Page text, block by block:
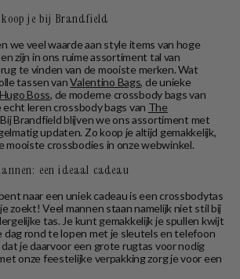
koop je bij Brandfield
we veel waarde aan style items van hoge
zijn in ons ruime assortiment tal van
te vinden van de mooiste merken. Wat
tassen vanValentino Bags, de unieke
Hugo Boss, de moderne crossbody bags van
echt leren crossbody bags van The
Bij Brandfield blijven we ons assortiment met
updaten. Zo koop je altijd gemakkelijk,
mooiste crossbodies in onze webwinkel.
een ideaal cadeau
naar een uniek cadeau is een crossbodytas
zoekt! Veel mannen staan namelijk niet stil bij
tas. Je kunt gemakkelijk je spullen kwijt
dag rond te lopen met je sleutels en telefoon
je daarvoor een grote rugtas voor nodig
onze feestelijke verpakking zorg je voor een